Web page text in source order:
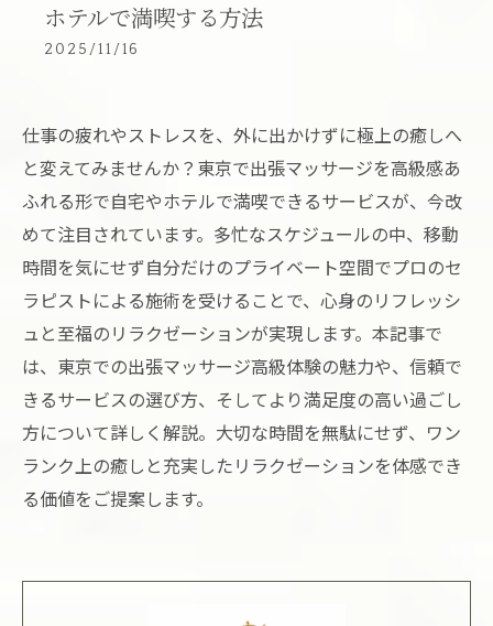
ホテルで満喫する方法
2025/11/16
仕事の疲れやストレスを、外に出かけずに極上の癒しへ
と変えてみませんか？東京で出張マッサージを高級感あ
ふれる形で自宅やホテルで満喫できるサービスが、今改
めて注目されています。多忙なスケジュールの中、移動
時間を気にせず自分だけのプライベート空間でプロのセ
ラピストによる施術を受けることで、心身のリフレッシ
ュと至福のリラクゼーションが実現します。本記事で
は、東京での出張マッサージ高級体験の魅力や、信頼で
きるサービスの選び方、そしてより満足度の高い過ごし
方について詳しく解説。大切な時間を無駄にせず、ワン
ランク上の癒しと充実したリラクゼーションを体感でき
る価値をご提案します。